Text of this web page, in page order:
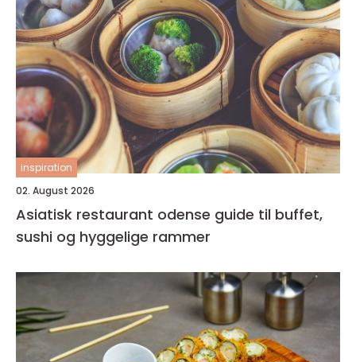
inspiration
02. August 2026
Asiatisk restaurant odense guide til buffet,
sushi og hyggelige rammer